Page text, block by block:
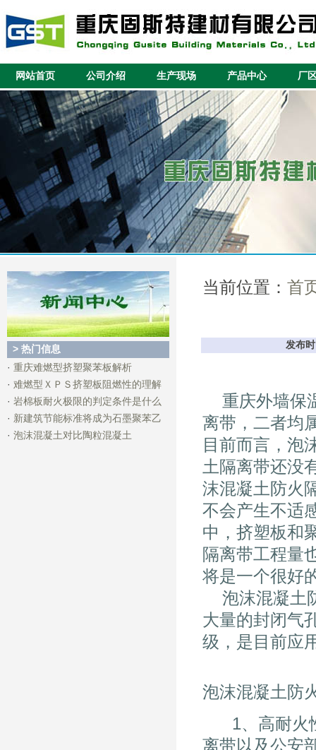
网站首页 公司介绍 生产现场 产品中心 厂
> 热门信息
· 重庆难燃型挤塑聚苯板解析
· 难燃型ＸＰＳ挤塑板阻燃性的理解
· 岩棉板耐火极限的判定条件是什么
· 新建筑节能标准将成为石墨聚苯乙
· 泡沫混凝土对比陶粒混凝土
当前位置： 首
发布
重庆外墙保
离带，二者均
目前而言，泡
土隔离带还没
沫混凝土防火
不会产生不适
中，挤塑板和
隔离带工程量
将是一个很好
泡沫混凝土
大量的封闭气
级，是目前应
泡沫混凝土防
1、高耐火
离带以及公安